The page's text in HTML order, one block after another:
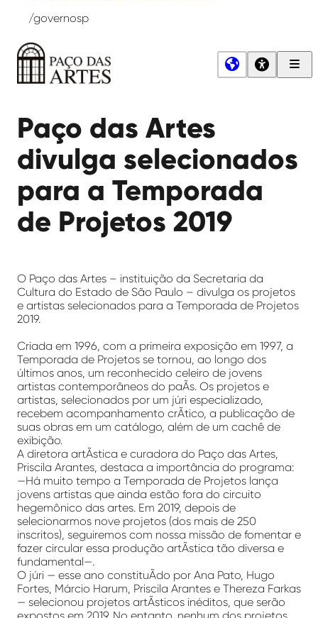
/governosp
Artes
Paço das Artes
divulga selecionados
para a Temporada
de Projetos 2019
O Paço das Artes – instituição da Secretaria da
Cultura do Estado de São Paulo – divulga os projetos
e artistas selecionados para a Temporada de Projetos
2019.
Criada em 1996, com a primeira exposição em 1997, a
Temporada de Projetos se tornou, ao longo dos
últimos anos, um reconhecido celeiro de jovens
artistas contemporâneos do paÃ­s. Os projetos e
artistas, selecionados por um júri especializado,
recebem acompanhamento crÃ­tico, a publicação de
suas obras em um catálogo, além de um cachê de
exibição.
A diretora artÃ­stica e curadora do Paço das Artes,
Priscila Arantes, destaca a importância do programa:
—Há muito tempo a Temporada de Projetos lança
jovens artistas que ainda estão fora do circuito
hegemônico das artes. Em 2019, depois de
selecionarmos nove projetos (dos mais de 250
inscritos), seguiremos com nossa missão de fomentar e
fazer circular essa produção artÃ­stica tão diversa e
fundamental—.
O júri — esse ano constituÃ­do por Ana Pato, Hugo
Fortes, Márcio Harum, Priscila Arantes e Thereza Farkas
— selecionou projetos artÃ­sticos inéditos, que serão